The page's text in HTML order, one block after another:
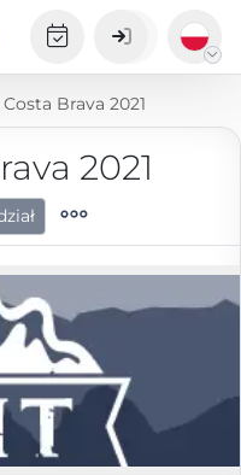
Brava 2021
2021